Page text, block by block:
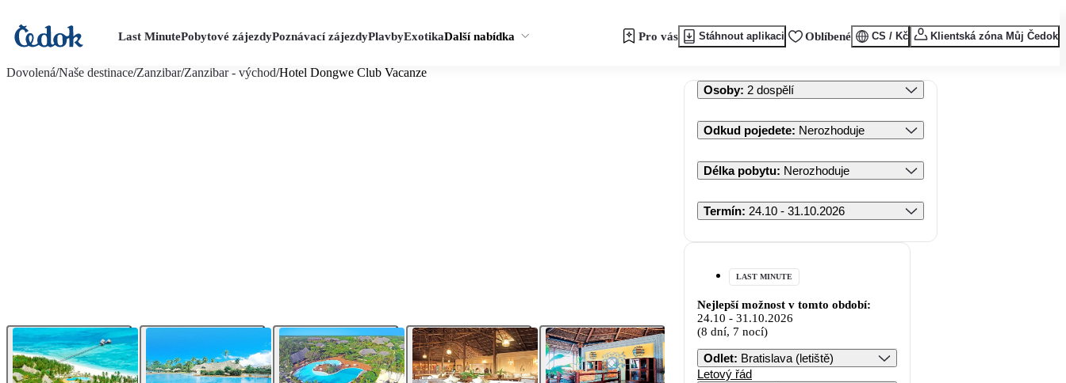
Last MinutePobytové zájezdyPoznávací zájezdyPlavbyExotikaDalší nabídka Pro vás Stáhnout aplikaci Oblíbené CS / Kč Klientská zóna Můj Čedok
Dovolená/Naše destinace/Zanzibar/Zanzibar - východ/Hotel Dongwe Club Vacanze
Osoby: 2 dospělí
Odkud pojedete: Nerozhoduje
Délka pobytu: Nerozhoduje
Termín: 24.10 - 31.10.2026
LAST MINUTE
Nejlepší možnost v tomto období:
24.10 - 31.10.2026
(8 dní, 7 nocí)
Odlet: Bratislava (letiště)
Letový řád